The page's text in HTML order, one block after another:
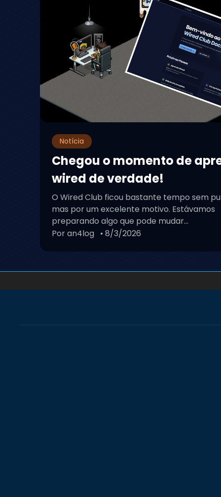
Notícia
Chegou o momento de
wired de verdade!
O Wired Club ficou bastante tempo sem
mas por um excelente motivo. Estávamos
preparando algo que pode mudar...
Por an4log • 8/3/2026